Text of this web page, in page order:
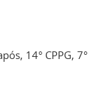
14° CPPG, 7°